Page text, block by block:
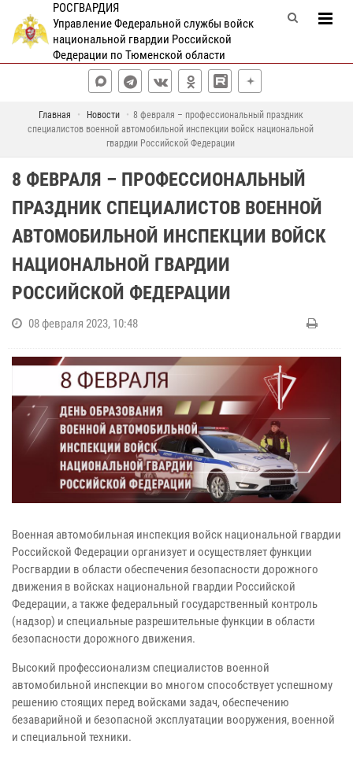
РОСГВАРДИЯ
Управление Федеральной службы войск
национальной гвардии Российской
Федерации по Тюменской области
Главная Новости
8 февраля – профессиональный праздник
специалистов военной автомобильной инспекции войск национальной
гвардии Российской Федерации
8 ФЕВРАЛЯ – ПРОФЕССИОНАЛЬНЫЙ
ПРАЗДНИК СПЕЦИАЛИСТОВ ВОЕННОЙ
АВТОМОБИЛЬНОЙ ИНСПЕКЦИИ ВОЙСК
НАЦИОНАЛЬНОЙ ГВАРДИИ
РОССИЙСКОЙ ФЕДЕРАЦИИ
08 февраля 2023, 10:48
Военная автомобильная инспекция войск национальной гвардии
Российской Федерации организует и осуществляет функции
Росгвардии в области обеспечения безопасности дорожного
движения в войсках национальной гвардии Российской
Федерации, а также федеральный государственный контроль
(надзор) и специальные разрешительные функции в области
безопасности дорожного движения.
Высокий профессионализм специалистов военной
автомобильной инспекции во многом способствует успешному
решению стоящих перед войсками задач, обеспечению
безаварийной и безопасной эксплуатации вооружения, военной
и специальной техники.